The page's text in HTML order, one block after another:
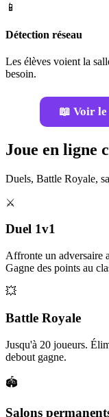
📱
Détection réseau
Les élèves voient la
besoin.
📖 Voir
Joue en ligne
Duels, Battle Royale,
⚔️
Duel 1v1
Affronte un adversaire
Gagne des points au
💥
Battle Royale
Jusqu'à 20 joueurs.
debout gagne.
🏟️
Salons